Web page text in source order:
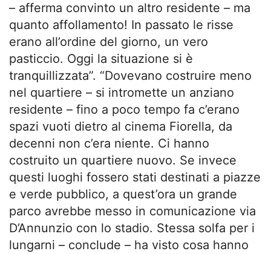
– afferma convinto un altro residente – ma
quanto affollamento! In passato le risse
erano all’ordine del giorno, un vero
pasticcio. Oggi la situazione si è
tranquillizzata”. “Dovevano costruire meno
nel quartiere – si intromette un anziano
residente – fino a poco tempo fa c’erano
spazi vuoti dietro al cinema Fiorella, da
decenni non c’era niente. Ci hanno
costruito un quartiere nuovo. Se invece
questi luoghi fossero stati destinati a piazze
e verde pubblico, a quest’ora un grande
parco avrebbe messo in comunicazione via
D’Annunzio con lo stadio. Stessa solfa per i
lungarni – conclude – ha visto cosa hanno